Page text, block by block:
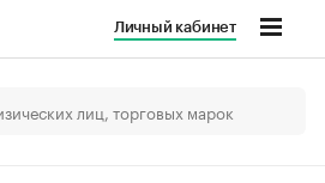
Личный кабинет